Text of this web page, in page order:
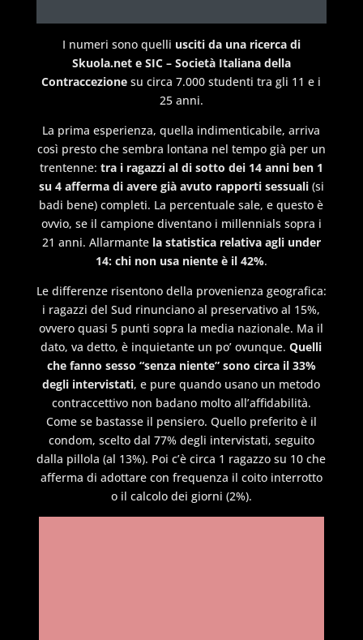
I numeri sono quelli usciti da una ricerca di
Skuola.net e SIC – Società Italiana della
Contraccezionesu circa 7.000 studenti tra gli 11 e i
25 anni.
La prima esperienza, quella indimenticabile, arriva
così presto che sembra lontana nel tempo già per un
trentenne: tra i ragazzi al di sotto dei 14 anni ben 1
su 4 afferma di avere già avuto rapporti sessuali(si
badi bene) completi. La percentuale sale, e questo è
ovvio, se il campione diventano i millennials sopra i
21 anni. Allarmante la statistica relativa agli under
14: chi non usa niente è il 42%.
Le differenze risentono della provenienza geografica:
i ragazzi del Sud rinunciano al preservativo al 15%,
ovvero quasi 5 punti sopra la media nazionale. Ma il
dato, va detto, è inquietante un po’ ovunque.Quelli
che fanno sesso “senza niente” sono circa il 33%
degli intervistati, e pure quando usano un metodo
contraccettivo non badano molto all’affidabilità.
Come se bastasse il pensiero. Quello preferito è il
condom, scelto dal 77% degli intervistati, seguito
dalla pillola (al 13%). Poi c’è circa 1 ragazzo su 10 che
afferma di adottare con frequenza il coito interrotto
o il calcolo dei giorni (2%).